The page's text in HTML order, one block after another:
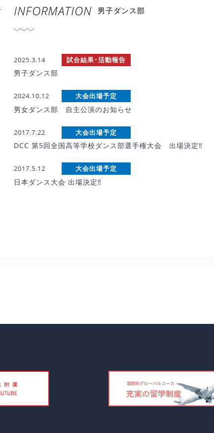
INFORMATION 男子ダンス部
2025.3.14 試合結果･活動報告
男子ダンス部
2024.10.12 大会出場予定
男女ダンス部 自主公演のお知らせ
2017.7.22 大会出場予定
DCC 第5回全国高等学校ダンス部選手権大会 出場決定‼︎
2017.5.12 大会出場予定
日本ダンス大会 出場決定‼︎